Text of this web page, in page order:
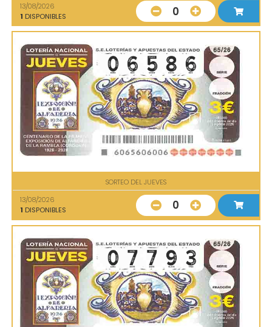
13/08/2026
1 DISPONIBLES 0
SORTEO DEL JUEVES
13/08/2026
1 DISPONIBLES 0